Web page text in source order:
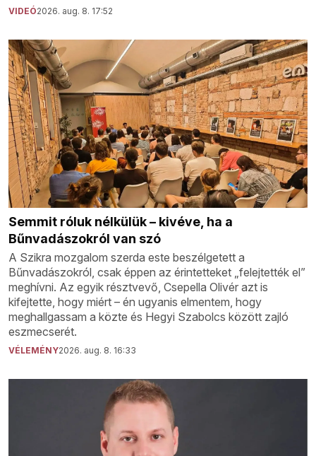
VIDEÓ2026. aug. 8. 17:52
Semmit róluk nélkülük – kivéve, ha a
Bűnvadászokról van szó
A Szikra mozgalom szerda este beszélgetett a
Bűnvadászokról, csak éppen az érintetteket „felejtették el”
meghívni. Az egyik résztvevő, Csepella Olivér azt is
kifejtette, hogy miért – én ugyanis elmentem, hogy
meghallgassam a közte és Hegyi Szabolcs között zajló
eszmecserét.
VÉLEMÉNY2026. aug. 8. 16:33